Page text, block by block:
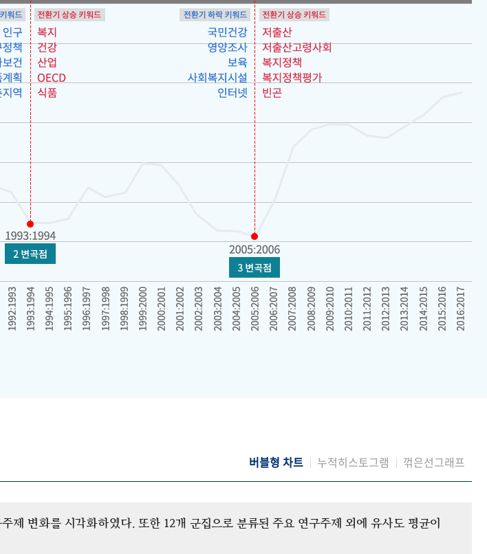
버블형 차트 누적히스토그램 꺾은선그래프
제 변화를 시각화하였다. 또한 12개 군집으로 분류된 주요 연구주제 외에 유사도 평균이